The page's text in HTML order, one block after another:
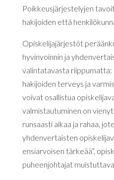
Poikkeusjärjestelyjen
hakijoiden että
Opiskelijajärjestöt
hyvinvoinnin ja
valintatavasta riippumatta:
hakijoiden terveys ja
voivat osallistua
valmistautuminen on
runsaasti aikaa ja rahaa,
yhdenvertaisten
ensiarvoisen tärkeää”,
puheenjohtajat